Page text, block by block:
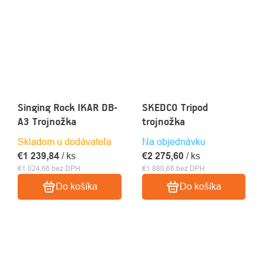
Singing Rock IKAR DB-
A3 Trojnožka
Skladom u dodávateľa
€1 024,66 bez DPH
€1 239,84 / ks
Do košíka
SKEDCO Tripod
trojnožka
Na objednávku
€1 880,66 bez DPH
€2 275,60 / ks
Do košíka